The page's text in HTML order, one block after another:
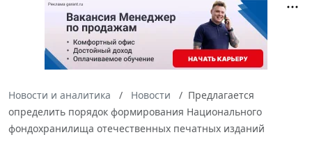
Новости и аналитика Новости
Предлагается
определить порядок формирования Национального
фондохранилища отечественных печатных изданий